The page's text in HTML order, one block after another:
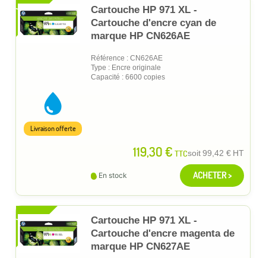
XL
Cartouche HP 971 XL -
Cartouche d'encre cyan de
marque HP CN626AE
Référence : CN626AE
Type : Encre originale
Capacité : 6600 copies
119,30 € TTCsoit99,42 € HT
Livraison offerte
En stock ACHETER >
XL
Cartouche HP 971 XL -
Cartouche d'encre magenta de
marque HP CN627AE